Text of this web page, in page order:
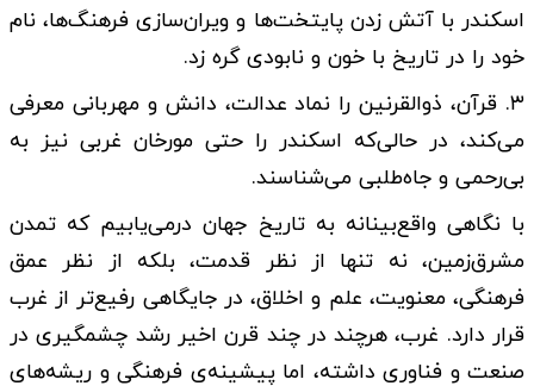
اسکندر با آتش زدن پایتخت‌ها و ویران‌سازی فرهنگ‌ها، نام
خود را در تاریخ با خون و نابودی گره زد.
۳. قرآن، ذوالقرنین را نماد عدالت، دانش و مهربانی معرفی
می‌کند، در حالی‌که اسکندر را حتی مورخان غربی نیز به
بی‌رحمی و جاه‌طلبی می‌شناسند.
با نگاهی واقع‌بینانه به تاریخ جهان درمی‌یابیم که تمدن
مشرق‌زمین، نه تنها از نظر قدمت، بلکه از نظر عمق
فرهنگی، معنویت، علم و اخلاق، در جایگاهی رفیع‌تر از غرب
قرار دارد. غرب، هرچند در چند قرن اخیر رشد چشمگیری در
صنعت و فناوری داشته، اما پیشینه‌ی فرهنگی و ریشه‌های